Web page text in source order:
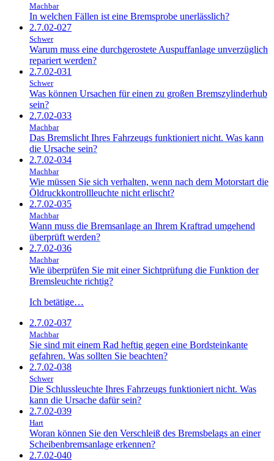
Machbar
In welchen Fällen ist eine Bremsprobe unerlässlich?
2.7.02-027
Schwer
Warum muss eine durchgerostete Auspuffanlage unverzüglich
repariert werden?
2.7.02-031
Schwer
Was können Ursachen für einen zu großen Bremszylinderhub
sein?
2.7.02-033
Machbar
Das Bremslicht Ihres Fahrzeugs funktioniert nicht. Was kann
die Ursache sein?
2.7.02-034
Machbar
Wie müssen Sie sich verhalten, wenn nach dem Motorstart die
Öldruckkontrollleuchte nicht erlischt?
2.7.02-035
Machbar
Wann muss die Bremsanlage an Ihrem Kraftrad umgehend
überprüft werden?
2.7.02-036
Machbar
Wie überprüfen Sie mit einer Sichtprüfung die Funktion der
Bremsleuchte richtig?
Ich betätige…
2.7.02-037
Machbar
Sie sind mit einem Rad heftig gegen eine Bordsteinkante
gefahren. Was sollten Sie beachten?
2.7.02-038
Schwer
Die Schlussleuchte Ihres Fahrzeugs funktioniert nicht. Was
kann die Ursache dafür sein?
2.7.02-039
Hart
Woran können Sie den Verschleiß des Bremsbelags an einer
Scheibenbremsanlage erkennen?
2.7.02-040